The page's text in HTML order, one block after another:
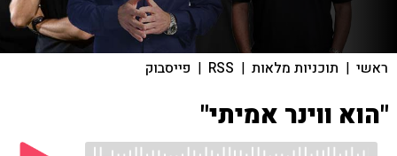
ראשי | תוכניות מלאות |
RSS
| פייסבוק
"הוא ווינר אמיתי"